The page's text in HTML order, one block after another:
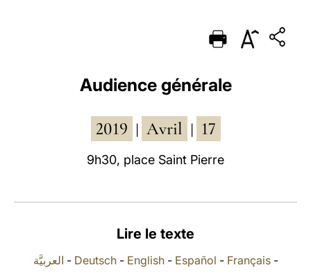
PORTUGUÊS
ESPAÑOL
العربيّة
Audience générale
2019 Avril 17
9h30, place Saint Pierre
Lire le texte
العربيَّة - Deutsch- English- Español - Français-